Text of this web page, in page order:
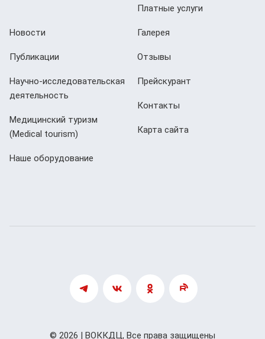
Платные услуги
Новости
Публикации
Научно-исследовательская
деятельность
Медицинский туризм
(Мedical tourism)
Наше оборудование
Галерея
Отзывы
Прейскурант
Контакты
Карта сайта
© 2026 | ВОККДЦ, Все права защищены